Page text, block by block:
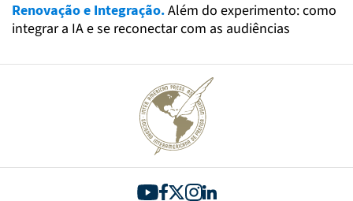
Renovação e Integração.Além do experimento: como
integrar a IA e se reconectar com as audiências